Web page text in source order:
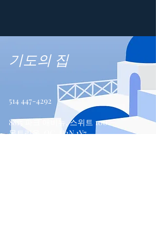
기도의 집
514 447-4292
8815 파크 애비뉴, 스위트 100
몬트리올, QC, H2N 1Y7